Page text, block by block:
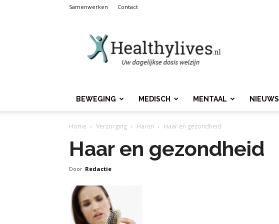
Samenwerken Contact
BEWEGING MEDISCH MENTAAL NIEUWS
Home Verzorging Haren Haar en gezondheid
Haar en gezondheid
Door Redactie